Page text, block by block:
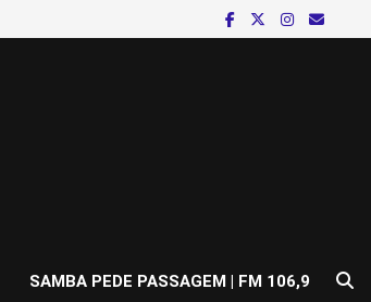
SAMBA PEDE PASSAGEM | FM 106,9